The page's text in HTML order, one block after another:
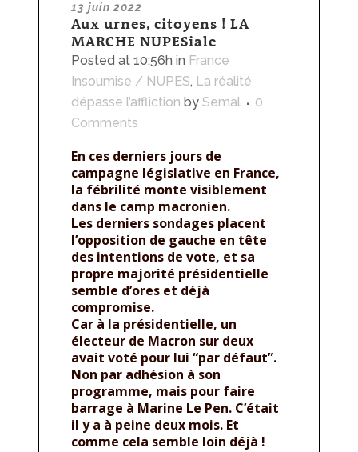
13 juin 2022
Aux urnes, citoyens ! LA
MARCHE NUPESiale
Posted at 10:56h in France
Insoumise / NUPES, La réalité
dépasse l’affliction by Semal
0
Comments
En ces derniers jours de
campagne législative en France,
la fébrilité monte visiblement
dans le camp macronien.
Les derniers sondages placent
l’opposition de gauche en tête
des intentions de vote, et sa
propre majorité présidentielle
semble d’ores et déjà
compromise.
Car à la présidentielle, un
électeur de Macron sur deux
avait voté pour lui “par défaut”.
Non par adhésion à son
programme, mais pour faire
barrage à Marine Le Pen. C’était
il y a à peine deux mois. Et
comme cela semble loin déjà !